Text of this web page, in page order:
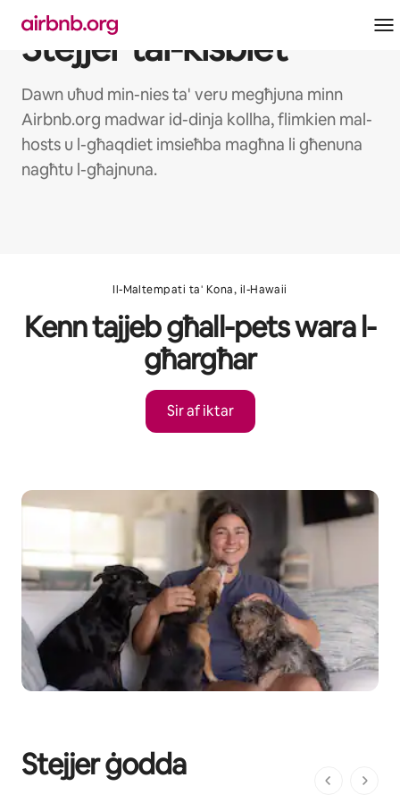
għall-Stejjer tal-kisbiet
Dawn uħud min-nies ta' veru megħjuna minn
Airbnb.org madwar id-dinja kollha, flimkien mal-
hosts u l-għaqdiet imsieħba magħna li għenuna
nagħtu l-għajnuna.
Il-Maltempati ta' Kona, il-Hawaii
Kenn tajjeb għall-pets wara l-
għargħar
Sir af iktar
Stejjer ġodda
1 minn 1